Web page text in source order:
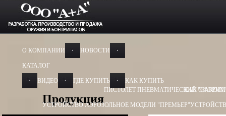
О КОМПАНИИ НОВОСТИ
КАТАЛОГ
Продукция
ПИСТОЛЕТ ПНЕВМАТИЧЕСКИЙ
УСТРОЙСТВО АЭРОЗОЛЬНОЕ МОДЕЛИ "ПРЕМЬЕР"
ВИДЕО ГДЕ КУПИТЬ
КАК КУПИТЬ
КАК